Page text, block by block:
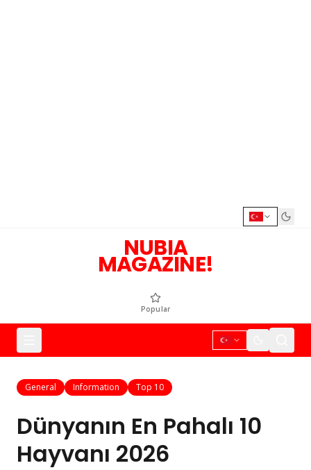
NUBIA
MAGAZINE!
Popular
General Information Top 10
Dünyanın En Pahalı 10
Hayvanı 2026